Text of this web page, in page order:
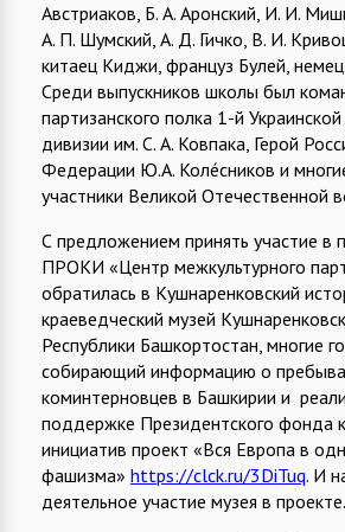
Австриаков, Б. А. Аронский, И. И.
А. П. Шумский, А. Д. Гичко, В. И.
китаец Киджи, француз Булей,
Среди выпускников школы был
партизанского полка 1-й
дивизии им. С. А. Ковпака, Герой
Федерации Ю.А. Коле́сников и
участники Великой Отечественной
С предложением принять участие в
ПРОКИ «Центр межкультурного
обратилась в Кушнаренковский
краеведческий музей
Республики Башкортостан, многие
собирающий информацию о
коминтерновцев в Башкирии и
поддержке Президентского фонда
инициатив проект «Вся Европа в
фашизма» https://clck.ru/3DiTuq. И
деятельное участие музея в проекте.